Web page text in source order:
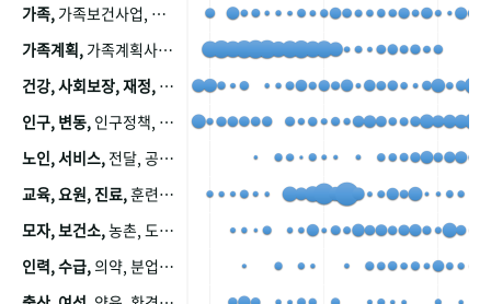
가족, 가족보건사업, 산업, 친화, 전국, 출산력
가족계획, 가족계획사업, 가족계획사업평가, 한국가족계획사업, 피임, 보급, 부인, 자궁, 피임약
건강, 사회보장, 재정,
인구, 변동, 인구정책, 저출산, 고령사회, 고령화, 이동, 남북한, 지방자치단체, 컨설팅, 복지정책평가, 집, 사회개발
노인, 서비스, 전달, 공공, 보육, 수요, 공급, 사회서비스, 데이터, 보호, 요양, 아동, 예방, 청소년, 효율, 자원
교육, 요원, 진료,훈련, 보건요원, 마을, 마을건강사업, 보조원, 진료원, 보건진료원, 보건진료원교재
모자, 보건소,농촌, 도시, 금연, 농촌지역, 모자보건사업
인력, 수급,의약, 분업, 식품, 의약품, 의사, 안전